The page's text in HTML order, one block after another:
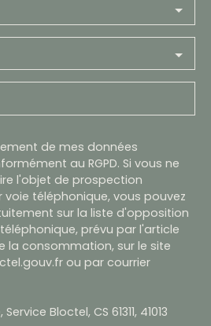
de mes données
au RGPD. Si vous ne
l'objet de prospection
téléphonique, vous pouvez
sur la liste d'opposition
prévu par l'article
la consommation, sur le site
ou par courrier
Bloctel, CS 61311, 41013